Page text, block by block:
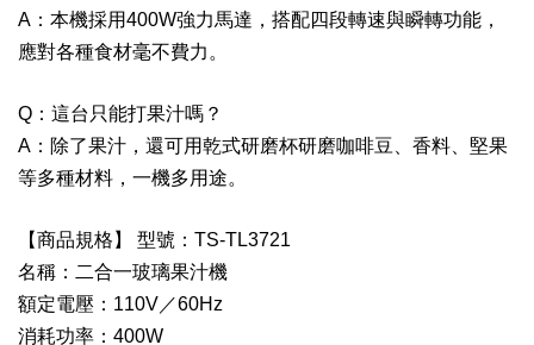
A：本機採用400W強力馬達，搭配四段轉速與瞬轉功能，
應對各種食材毫不費力。
Q：這台只能打果汁嗎？
A：除了果汁，還可用乾式研磨杯研磨咖啡豆、香料、堅果
等多種材料，一機多用途。
【商品規格】 型號：TS-TL3721
名稱：二合一玻璃果汁機
額定電壓：110V／60Hz
消耗功率：400W